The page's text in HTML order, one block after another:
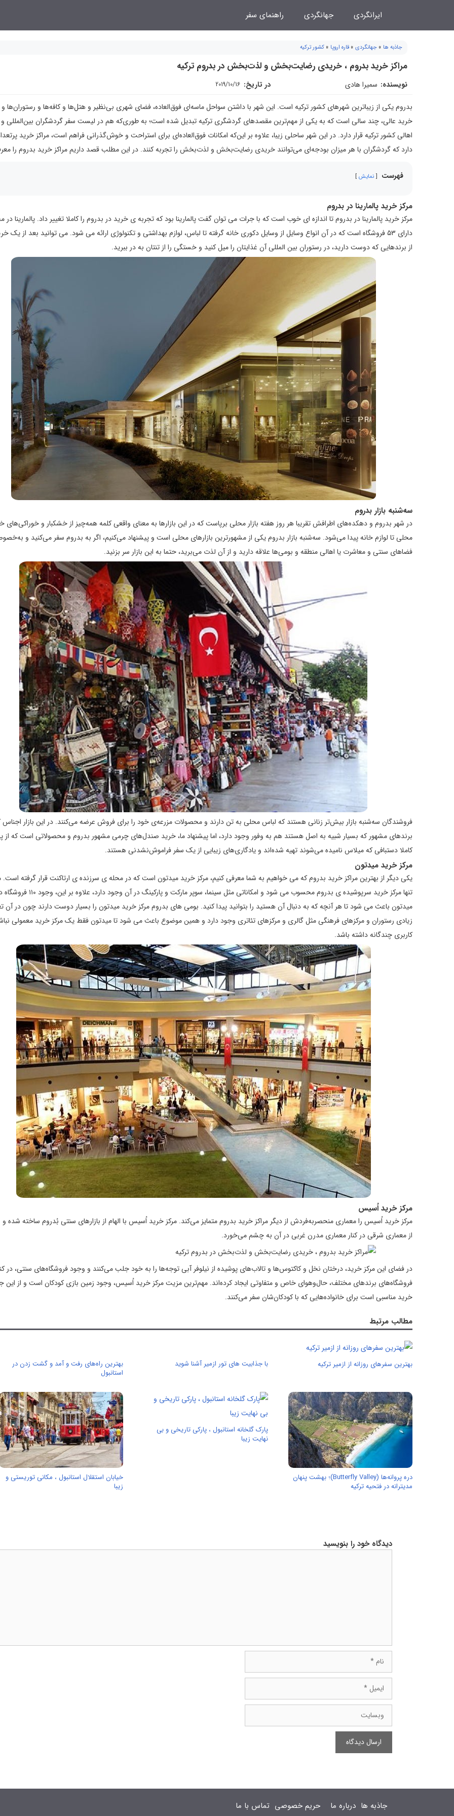
ایرانگردی جهانگردی راهنمای سفر
جاذبه ها » جهانگردی » قاره اروپا » کشور ترکیه
مراکز خرید بدروم ، خریدی رضایت‌بخش و لذت‌بخش در بدروم ترکیه
نویسنده: سمیرا هادی در تاریخ: 2019/10/16
بدروم یکی از زیباترین شهرهای کشور ترکیه است. این شهر با داشتن سواحل ماسه‌ای فوق‌العاده، فضای شهری بی‌نظیر و هتل‌ها و کافه‌ها و رستوران‌ها و
خرید عالی، چند سالی است که به یکی از مهم‌ترین مقصدهای گردشگری ترکیه تبدیل شده است؛ به‌ طوری‌که هم در لیست سفر گردشگران بین‌المللی
اهالی کشور ترکیه قرار دارد. در این شهر ساحلی زیبا، علاوه بر این‌که امکانات فوق‌العاده‌ای برای استراحت و خوش‌گذرانی فراهم است، مراکز خرید
دارد که گردشگران با هر میزان بودجه‌ای می‌توانند خریدی رضایت‌بخش و لذت‌بخش را تجربه کنند. در این مطلب قصد داریم مراکز خرید بدروم را
فهرست نمایش
مرکز خرید پالمارینا در بدروم
مرکز خرید پالمارینا در بدروم تا اندازه ای خوب است که با جرات می توان گفت پالمارینا بود که تجربه ی خرید در بدروم را کاملا تغییر داد. پالمارینا
دارای ۵۳ فروشگاه است که در آن انواع وسایل از وسایل دکوری خانه گرفته تا لباس، لوازم بهداشتی و تکنولوژی ارائه می شود. می توانید بعد از یک
از برندهایی که دوست دارید، در رستوران بین المللی آن غذایتان را میل کنید و خستگی را از تنتان به در ببرید.
سه‌شنبه بازار بدروم
در شهر بدروم و دهکده‌های اطرافش تقریبا هر روز هفته بازار محلی برپاست که در این بازارها به معنای واقعی کلمه همه‌چیز از خشکبار و خوراکی‌های
محلی تا لوازم خانه پیدا می‌شود. سه‌شنبه بازار بدروم یکی از مشهورترین بازارهای محلی است و پیشنهاد می‌کنیم، اگر به بدروم سفر می‌کنید و
فضاهای سنتی و معاشرت یا اهالی منطقه و بومی‌ها علاقه دارید و از آن لذت می‌برید، حتما به این بازار سر بزنید.
فروشندگان سه‌شنبه بازار بیش‌تر زنانی هستند که لباس محلی به تن دارند و محصولات مزرعه‌ی خود را برای فروش عرضه می‌کنند. در این بازار
برندهای مشهور که بسیار شبیه به اصل هستند هم به وفور وجود دارد، اما پیشنهاد ما، خرید صندل‌های چرمی مشهور بدروم و محصولاتی است که از
کاملا دستبافی که میلاس نامیده می‌شوند تهیه شده‌اند و یادگاری‌های زیبایی از یک سفر فراموش‌نشدنی هستند.
مرکز خرید میدتون
یکی دیگر از بهترین مراکز خرید بدروم که می خواهیم به شما معرفی کنیم، مرکز خرید میدتون است که در محله ی سرزنده ی ارتاکنت قرار گرفته است.
تنها مرکز خرید سرپوشیده ی بدروم محسوب می شود و امکاناتی مثل سینما، سوپر مارکت و پارکینگ در آن وجود دارد، علاوه بر
میدتون باعث می شود تا هر آنچه که به دنبال آن هستید را بتوانید پیدا کنید. بومی های بدروم مرکز خرید میدتون را بسیار دوست دارند چون در آن
زیادی رستوران و مرکزهای فرهنگی مثل گالری و مرکزهای تئاتری وجود دارد و همین موضوع باعث می شود تا میدتون فقط یک مرکز خرید معمولی
کاربری چندگانه داشته باشد.
مرکز خرید اُسیس
مرکز خرید اُسیس را معماری منحصربه‌فردش از دیگر مراکز خرید بدروم متمایز می‌کند. مرکز خرید اُسیس با الهام از بازارهای سنتی بُدروم ساخته شده
از معماری شرقی در کنار معماری مدرن غربی در آن به چشم می‌خورد.
در فضای این مرکز خرید، درختان نخل و کاکتوس‌ها و تالاب‌های پوشیده از نیلوفر آبی توجه‌ها را به خود جلب می‌کنند و وجود فروشگاه‌های سنتی، در
فروشگاه‌های برندهای مختلف، حال‌وهوای خاص و متفاوتی ایجاد کرده‌اند. مهم‌ترین مزیت مرکز خرید اُسیس، وجود زمین بازی کودکان است و از این
خرید مناسبی است برای خانواده‌هایی که با کودکان‌شان سفر می‌کنند.
مطالب مرتبط
بهترین سفرهای روزانه از ازمیر ترکیه با جذابیت های تور ازمیر آشنا شوید
بهترین راه‌های رفت و آمد و گشت زدن در
استانبول
دره پروانه‌ها (Butterfly Valley)؛ بهشت پنهان
مدیترانه در فتحیه ترکیه
پارک گلخانه استانبول ، پارکی تاریخی و بی
نهایت زیبا
خیابان استقلال استانبول ، مکانی توریستی و
زیبا
دیدگاه خود را بنویسید
ایمیل
وبسایت
جاذبه ها درباره ما حریم خصوصی تماس با ما